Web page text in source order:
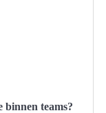
binnen teams?